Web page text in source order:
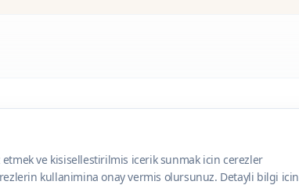
ve kisisellestirilmis icerik sunmak icin cerezler
kullanimina onay vermis olursunuz. Detayli bilgi icin